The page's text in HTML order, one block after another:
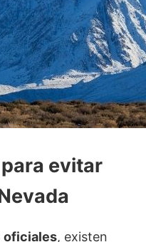
evitar
oficiales, existen